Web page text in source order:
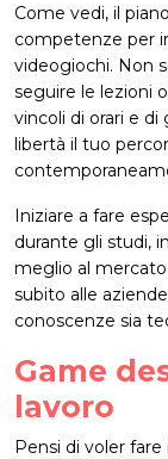
Come vedi, il
competenze per
videogiochi. Non
seguire le lezioni
vincoli di orari e
libertà il tuo
Iniziare a fare
durante gli studi,
meglio al
subito alle
conoscenze sia
Game
lavoro
Pensi di voler